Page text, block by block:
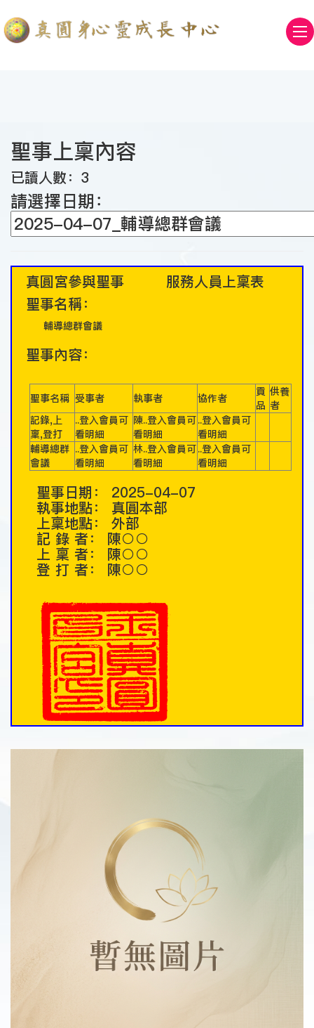
聖事上稟內容
已讀人數：3
請選擇日期：
真圓宮參與聖事 服務人員上稟表
聖事名稱：
輔導總群會議
聖事內容：
聖事名稱 受事者 執事者 協作者
貢
品
供養
者
記錄,上
稟,登打
..登入會員可
看明細
陳..登入會員可
看明細
..登入會員可
看明細
輔導總群
會議
..登入會員可
看明細
林..登入會員可
看明細
..登入會員可
看明細
聖事日期： 2025-04-07
執事地點： 真圓本部
上稟地點： 外部
記 錄 者： 陳○○
上 稟 者： 陳○○
登 打 者： 陳○○